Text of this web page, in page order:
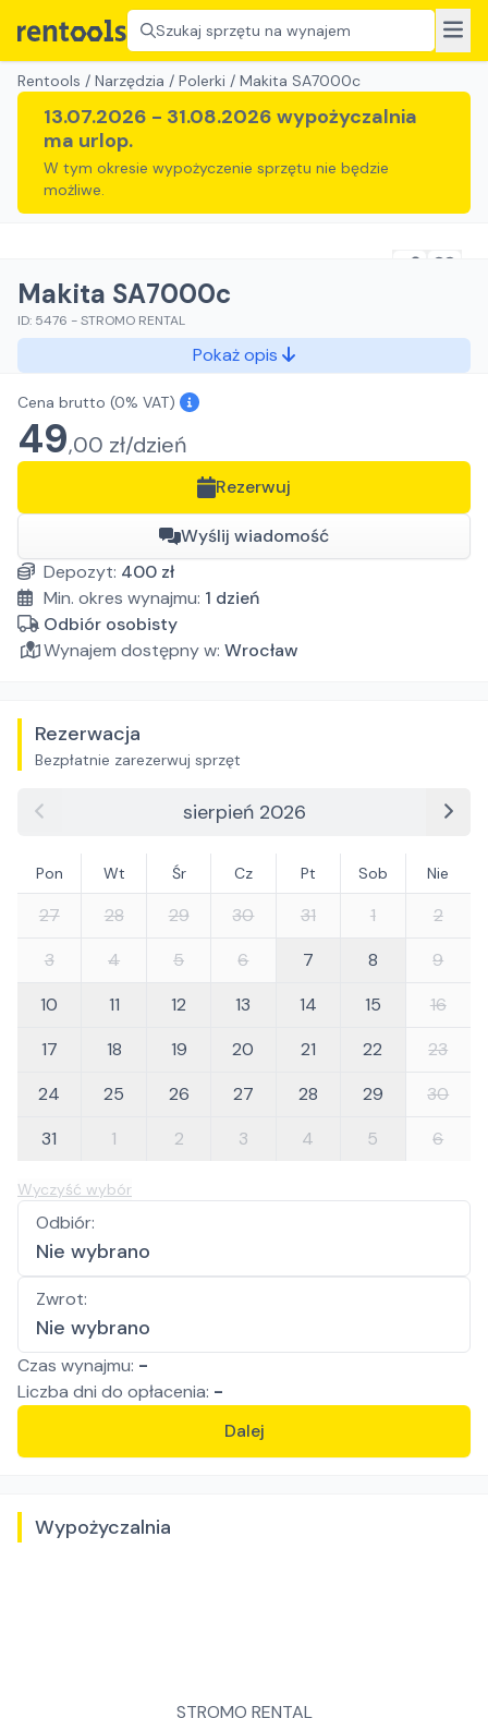
Szukaj sprzętu na wynajem
Rentools / Narzędzia / Polerki / Makita SA7000c
13.07.2026 - 31.08.2026 wypożyczalnia
ma urlop.
W tym okresie wypożyczenie sprzętu nie będzie
możliwe.
Makita SA7000c
ID: 5476 -STROMO RENTAL
Pokaż opis
Cena brutto (0% VAT)
49,00 zł/dzień
Rezerwuj
Wyślij wiadomość
Depozyt: 400 zł
Min. okres wynajmu: 1 dzień
Odbiór osobisty
Wynajem dostępny w: Wrocław
Rezerwacja
Bezpłatnie zarezerwuj sprzęt
sierpień 2026
Pon Wt Śr Cz Pt Sob Nie
27 28 29 30 31 1
2
3
4 5 6 7 8
9
10
11 12 13 14 15
16
17
18 19 20 21 22
23
24
25 26 27 28 29
30
31
1 2 3 4 5 6
Wyczyść wybór
Odbiór:
Nie wybrano
Zwrot:
Nie wybrano
Czas wynajmu: -
Liczba dni do opłacenia: -
Dalej
Wypożyczalnia
STROMO RENTAL